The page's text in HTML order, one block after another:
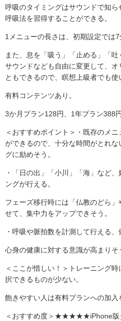
呼吸のタイミングはサウンドで知
呼吸法を習得することができる。
1メニューの長さは、初期設定では7
また、息を「吸う」「止める」「吐
サウンドなども自由に変更して、オ
ともできるので、瞑想上級者でも使
有料コンテンツあり。
3か月プラン128円、1年プラン388
＜おすすめポイント＞・既存のメ
ができるので、十分な時間がとれ
グに励めそう。
・「日の出」「小川」「海」など
ングが行える。
フェーズ移行時には「仏教のどら
せて、集中力をアップできそう。
・呼吸や脈拍数を計測して行える、
心身の健康に対する意識が高まりそ
＜ここが惜しい！＞トレーニング
択できるものが少ない。
飽きやすい人は有料プランへの加入
＜おすすめ度＞★★★★★iPhone版